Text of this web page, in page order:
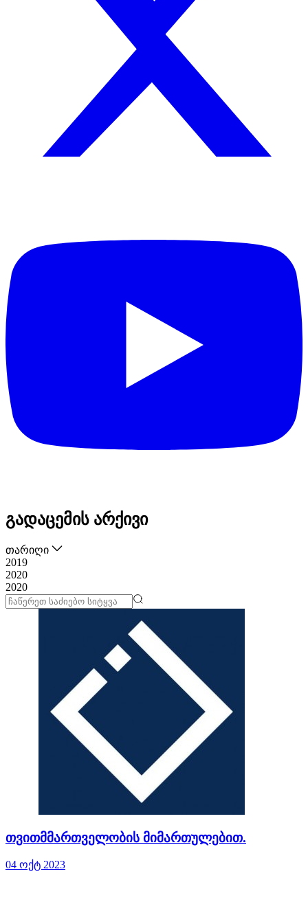
გადაცემის არქივი
თარიღი
2019
2020
2020
თვითმმართველობის მიმართულებით.
04 ოქტ 2023